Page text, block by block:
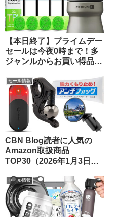
【本日終了】プライムデー
セールは今夜0時まで！多
ジャンルからお買い得品を
セール情報
CBN Blog読者に人気の
Amazon取扱商品
TOP30（2026年1月3日
セール情報